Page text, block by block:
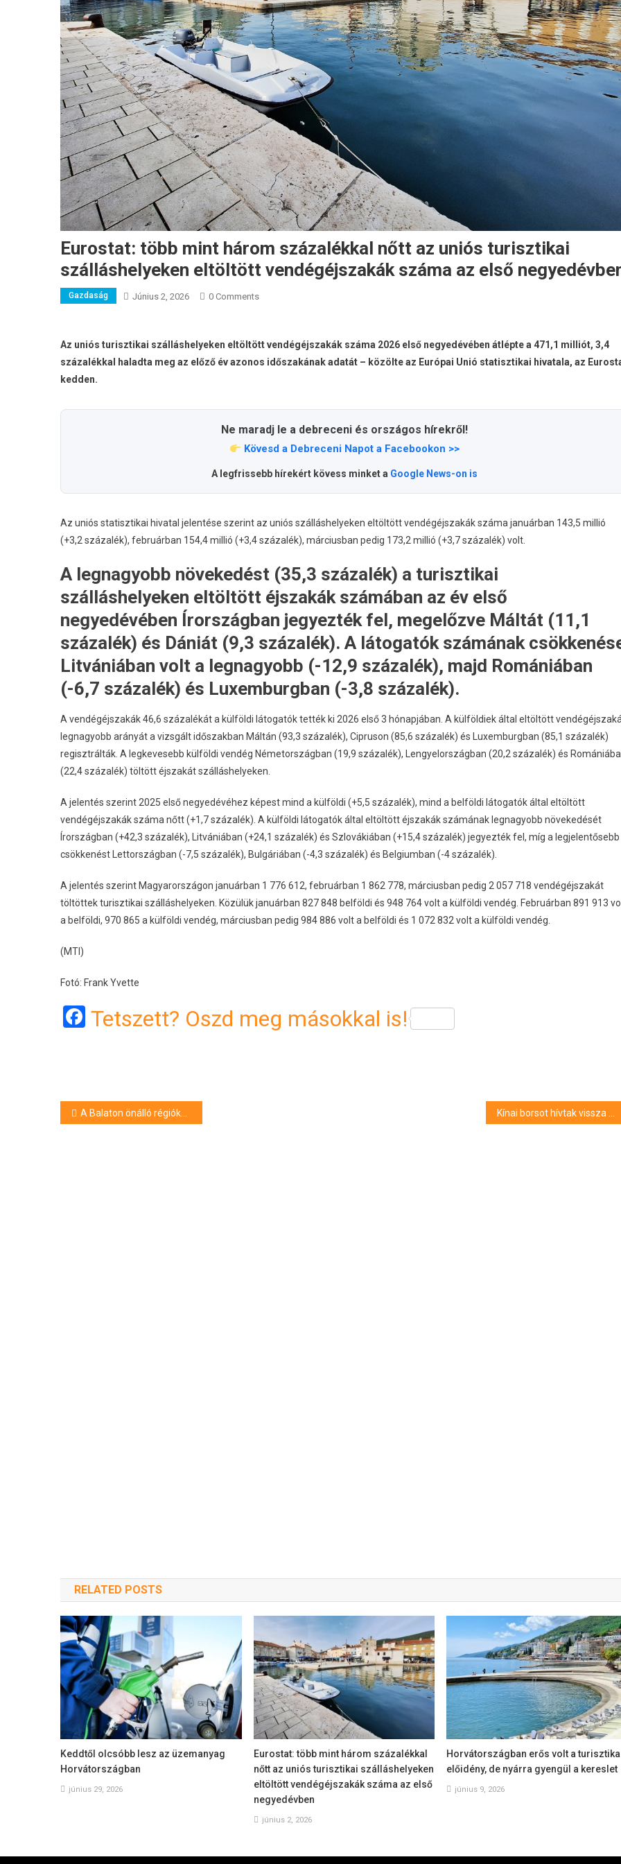
Eurostat: több mint három százalékkal nőtt az uniós turisztikai
szálláshelyeken eltöltött vendégéjszakák száma az első
Gazdaság Június 2, 2026 0 Comments
Az uniós turisztikai szálláshelyeken eltöltött vendégéjszakák száma 2026 első negyedévében átlépte a 471,1 milliót, 3,4
százalékkal haladta meg az előző év azonos időszakának adatát – közölte az Európai Unió statisztikai hivatala, az
kedden.
Ne maradj le a debreceni és országos hírekről!
Kövesd a Debreceni Napot a Facebookon >>
A legfrissebb hírekért kövess minket a Google News-on is
Az uniós statisztikai hivatal jelentése szerint az uniós szálláshelyeken eltöltött vendégéjszakák száma januárban 143,5 millió
(+3,2 százalék), februárban 154,4 millió (+3,4 százalék), márciusban pedig 173,2 millió (+3,7 százalék) volt.
A legnagyobb növekedést (35,3 százalék) a turisztikai
szálláshelyeken eltöltött éjszakák számában az év első
negyedévében Írországban jegyezték fel, megelőzve Máltát (11,1
százalék) és Dániát (9,3 százalék). A látogatók számának
Litvániában volt a legnagyobb (-12,9 százalék), majd Romániában
(-6,7 százalék) és Luxemburgban (-3,8 százalék).
A vendégéjszakák 46,6 százalékát a külföldi látogatók tették ki 2026 első 3 hónapjában. A külföldiek által eltöltött
legnagyobb arányát a vizsgált időszakban Máltán (93,3 százalék), Cipruson (85,6 százalék) és Luxemburgban (85,1 százalék)
regisztrálták. A legkevesebb külföldi vendég Németországban (19,9 százalék), Lengyelországban (20,2 százalék) és
(22,4 százalék) töltött éjszakát szálláshelyeken.
A jelentés szerint 2025 első negyedévéhez képest mind a külföldi (+5,5 százalék), mind a belföldi látogatók által eltöltött
vendégéjszakák száma nőtt (+1,7 százalék). A külföldi látogatók által eltöltött éjszakák számának legnagyobb növekedését
Írországban (+42,3 százalék), Litvániában (+24,1 százalék) és Szlovákiában (+15,4 százalék) jegyezték fel, míg a legjelentősebb
csökkenést Lettországban (-7,5 százalék), Bulgáriában (-4,3 százalék) és Belgiumban (-4 százalék).
A jelentés szerint Magyarországon januárban 1 776 612, februárban 1 862 778, márciusban pedig 2 057 718 vendégéjszakát
töltöttek turisztikai szálláshelyeken. Közülük januárban 827 848 belföldi és 948 764 volt a külföldi vendég. Februárban 891 913
a belföldi, 970 865 a külföldi vendég, márciusban pedig 984 886 volt a belföldi és 1 072 832 volt a külföldi vendég.
(MTI)
Fotó: Frank Yvette
Facebook
Tetszett? Oszd meg másokkal is!
Bejegyzés
A Balaton önálló régióként való fejlesztését sürgeti a gazdasági és energetikai miniszterhez írt levelében a Balatoni Kör Egyesület Kínai borsot hívtak vissza a forgalomból határérték feletti növényvédőszer-maradék tartalom miatt
RELATED POSTS
Keddtől olcsóbb lesz az üzemanyag
Horvátországban
június 29, 2026
Eurostat: több mint három százalékkal
nőtt az uniós turisztikai szálláshelyeken
eltöltött vendégéjszakák száma az első
negyedévben
június 2, 2026
Horvátországban erős volt a
előidény, de nyárra gyengül a kereslet
június 9, 2026